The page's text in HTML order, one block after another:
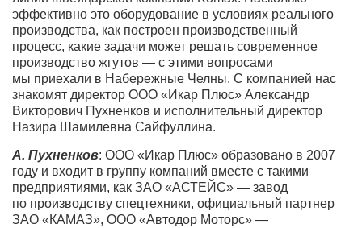
эффективно это оборудование в условиях реального
производства, как построен производственный
процесс, какие задачи может решать современное
производство жгутов — с этими вопросами
мы приехали в Набережные Челны. С компанией нас
знакомят директор ООО «Икар Плюс» Александр
Викторович Пухненков и исполнительный директор
Назира Шамилевна Сайфуллина.
А. Пухненков: ООО «Икар Плюс» образовано в 2007
году и входит в группу компаний вместе с такими
предприятиями, как ЗАО «АСТЕЙС» — завод
по производству спецтехники, официальный партнер
ЗАО «КАМАЗ», ООО «Автодор Моторс» —